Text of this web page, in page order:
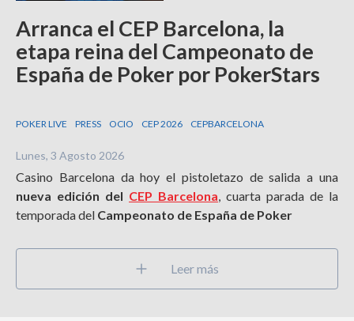
Arranca el CEP Barcelona, la
etapa reina del Campeonato de
España de Poker por PokerStars
POKER LIVE PRESS OCIO CEP 2026 CEPBARCELONA
Lunes, 3 Agosto 2026
Casino Barcelona da hoy el pistoletazo de salida a una
nueva edición del CEP Barcelona , cuarta parada de la
temporada del Campeonato de España de Poker
Leer más